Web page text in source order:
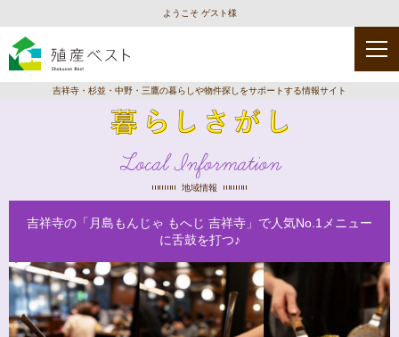
ようこそ ゲスト様
吉祥寺・杉並・中野・三鷹の暮らしや物件探しをサポートする情報サイト
Local Information
地域情報
吉祥寺の「月島もんじゃ もへじ 吉祥寺」で人気No.1メニュー
に舌鼓を打つ♪